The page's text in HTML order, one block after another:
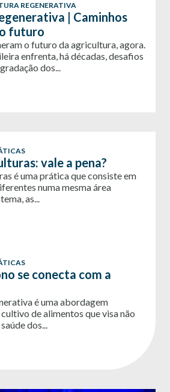
REGENERATIVA
| Caminhos
futuro
o futuro da agricultura, agora.
enfrenta, há décadas, desafios
dos...
vale a pena?
é uma prática que consiste em
numa mesma área
as...
se conecta com a
é uma abordagem
de alimentos que visa não
dos...